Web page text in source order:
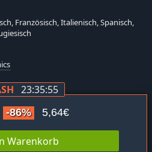
Französisch, Italienisch, Spanisch,
23:35:54
-86% 5,64€
Warenkorb